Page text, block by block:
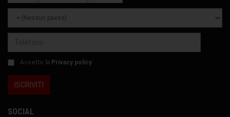
Accetto la Privacy policy
SOCIAL